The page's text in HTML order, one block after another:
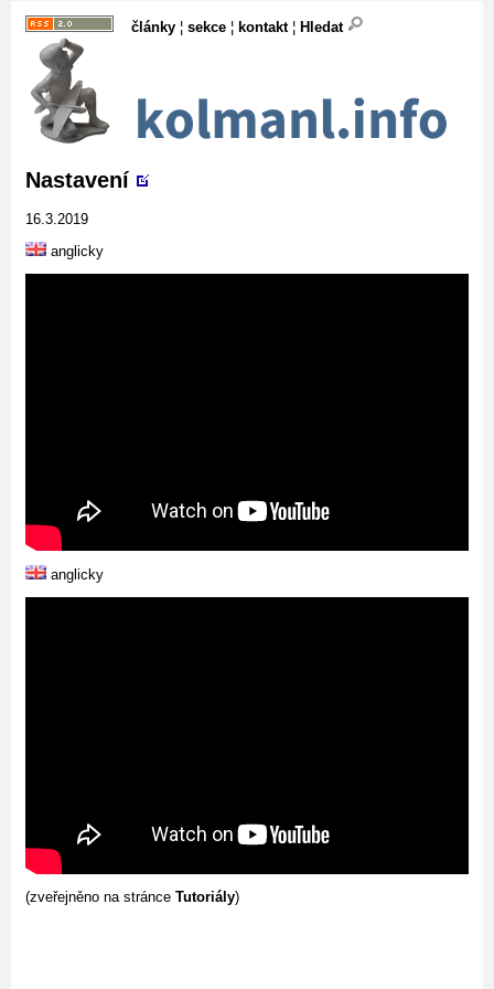
články ¦ sekce ¦ kontakt¦ Hledat
Nastavení
16.3.2019
anglicky
anglicky
(zveřejněno na stránce Tutoriály)